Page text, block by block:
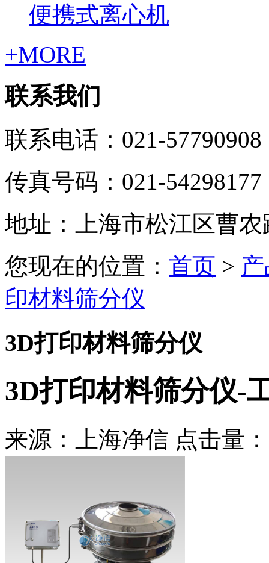
便携式离心机
+MORE
联系我们
联系电话：021-57790908
传真号码：021-54298177
地址：上海市松江区曹农
您现在的位置： 首页 >
印材料筛分仪
3D打印材料筛分仪
3D打印材料筛分仪-
来源：上海净信 点击量：